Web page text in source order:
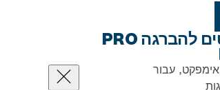
ערכת ביטים להברגה PRO
עבור